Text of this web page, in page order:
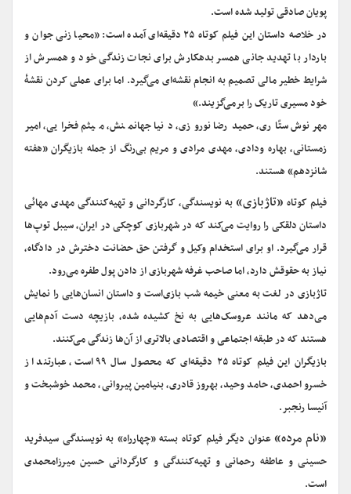
پویان صادقی تولید شده است.
در خلاصه داستان این فیلم کوتاه ۲۵ دقیقه‌ای آمده است: «محیا زنی جوان و
باردار با تهدید جانی همسر بدهکارش برای نجات زندگی خود و همسرش از
شرایط خطیر مالی تصمیم به انجام نقشه‌ای می‌گیرد. اما برای عملی کردن نقشۀ
خود مسیری تاریک را برمی‌گزیند.»
مهرنوش ستّاری، حمیدرضا نوروزی، دنیا جهانمنش، میثم فخرایی، امیر
زمستانی، بهاره ودادی، مهدی مرادی و مریم بی‌رنگ از جمله بازیگران «هفته
شانزدهم» هستند.
فیلم کوتاه «تاژبازی»به نویسندگی، کارگردانی و تهیه‌کنندگی مهدی مهائی
داستان دلقکی را روایت می‌کند که در شهربازی کوچکی در ایران، سیبل توپ‌ها
قرار می‌گیرد. او برای استخدام وکیل و گرفتن حق حضانت دخترش در دادگاه،
نیاز به حقوقش دارد، اما صاحب غرفه شهربازی از دادن پول طفره می‌رود.
تاژبازی در لغت به معنی خیمه شب بازی‌است و داستان انسان‌هایی را نمایش
می‌دهد که مانند عروسک‌هایی به نخ کشیده شده، بازیچه دست آدم‌هایی
هستند که در طبقه اجتماعی و اقتصادی بالاتری از آن‌ها زندگی می‌کنند.
بازیگران این فیلم کوتاه ۲۵ دقیقه‌ای که محصول سال ۹۹ است، عبارتند از
خسرو احمدی، حامد وحید، بهروز قادری، بنیامین پیروانی، محمد خوشبخت و
آنیسا رنجبر.
«نام مرده»عنوان دیگر فیلم کوتاه بسته «چهارراه» به نویسندگی سیدفرید
حسینی و عاطفه رحمانی و تهیه‌کنندگی و کارگردانی حسین میرزامحمدی
است.